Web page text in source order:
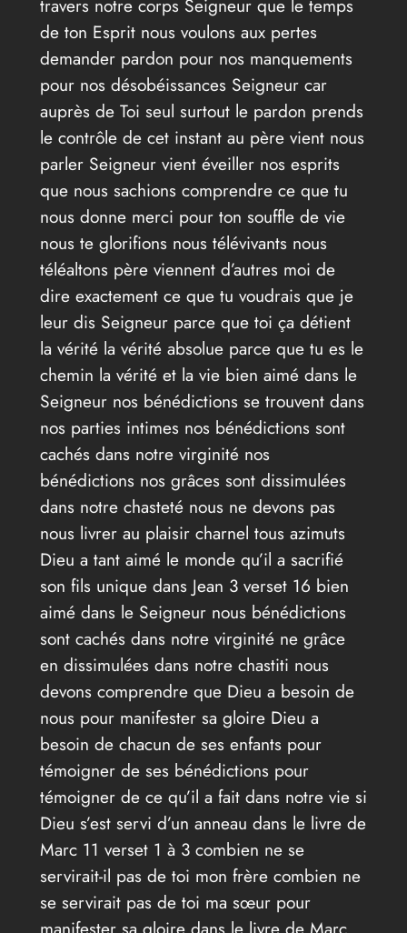
travers notre corps Seigneur que le temps
de ton Esprit nous voulons aux pertes
demander pardon pour nos manquements
pour nos désobéissances Seigneur car
auprès de Toi seul surtout le pardon prends
le contrôle de cet instant au père vient nous
parler Seigneur vient éveiller nos esprits
que nous sachions comprendre ce que tu
nous donne merci pour ton souffle de vie
nous te glorifions nous télévivants nous
téléaltons père viennent d’autres moi de
dire exactement ce que tu voudrais que je
leur dis Seigneur parce que toi ça détient
la vérité la vérité absolue parce que tu es le
chemin la vérité et la vie bien aimé dans le
Seigneur nos bénédictions se trouvent dans
nos parties intimes nos bénédictions sont
cachés dans notre virginité nos
bénédictions nos grâces sont dissimulées
dans notre chasteté nous ne devons pas
nous livrer au plaisir charnel tous azimuts
Dieu a tant aimé le monde qu’il a sacrifié
son fils unique dans Jean 3 verset 16 bien
aimé dans le Seigneur nous bénédictions
sont cachés dans notre virginité ne grâce
en dissimulées dans notre chastiti nous
devons comprendre que Dieu a besoin de
nous pour manifester sa gloire Dieu a
besoin de chacun de ses enfants pour
témoigner de ses bénédictions pour
témoigner de ce qu’il a fait dans notre vie si
Dieu s’est servi d’un anneau dans le livre de
Marc 11 verset 1 à 3 combien ne se
servirait-il pas de toi mon frère combien ne
se servirait pas de toi ma sœur pour